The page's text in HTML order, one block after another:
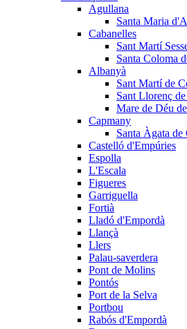
Agullana
Santa Maria
Cabanelles
Sant Martí
Santa Coloma
Albanyà
Sant Martí de
Sant Llorenç
Mare de Déu
Capmany
Santa Àgata de
Castelló d'Empúries
Espolla
L'Escala
Figueres
Garriguella
Fortià
Lladó d'Empordà
Llançà
Llers
Palau-saverdera
Pont de Molins
Pontós
Port de la Selva
Portbou
Rabós d'Empordà